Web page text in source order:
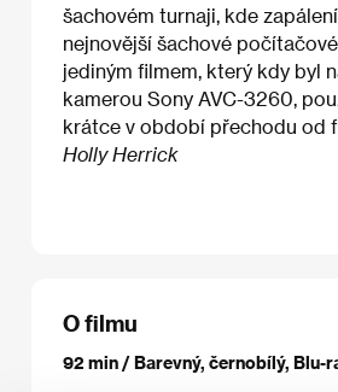
šachovém turnaji, kde
nejnovější šachové
jediným filmem, který kdy byl
kamerou Sony AVC-3260,
krátce v období přechodu od
Holly Herrick
O filmu
92 min / Barevný, černobílý, Blu-